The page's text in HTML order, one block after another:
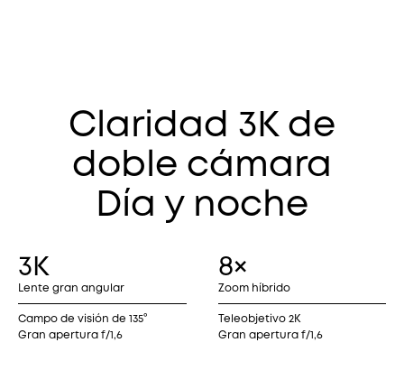
Claridad 3K de
doble cámara
Día y noche
3K
Lente gran angular
Campo de visión de 135°
Gran apertura f/1,6
8×
Zoom híbrido
Teleobjetivo 2K
Gran apertura f/1,6